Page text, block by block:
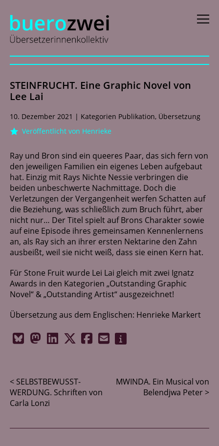
English
italiano
N
ederlands
Profile
Aktuelles
Netzwerk
Kontakt
STEINFRUCHT. Eine Graphic Novel von
Lee Lai
10. Dezember 2021 | Kategorien Publikation, Übersetzung
Veröffentlicht von Henrieke
Ray und Bron sind ein queeres Paar, das sich fern von
den jeweiligen Familien ein eigenes Leben aufgebaut
hat. Einzig mit Rays Nichte Nessie verbringen die
beiden unbeschwerte Nachmittage. Doch die
Verletzungen der Vergangenheit werfen Schatten auf
die Beziehung, was schließlich zum Bruch führt, aber
nicht nur… Der Titel spielt auf Brons Charakter sowie
auf eine Episode ihres gemeinsamen Kennenlernens
an, als Ray sich an ihrer ersten Nektarine den Zahn
ausbeißt, weil sie nicht weiß, dass sie einen Kern hat.
Für Stone Fruit wurde Lei Lai gleich mit zwei Ignatz
Awards in den Kategorien „Outstanding Graphic
Novel“ & „Outstanding Artist“ ausgezeichnet!
Übersetzung aus dem Englischen: Henrieke Markert
< SELBSTBEWUSST-
WERDUNG. Schriften von
Carla Lonzi
MWINDA. Ein Musical von
Belendjwa Peter >